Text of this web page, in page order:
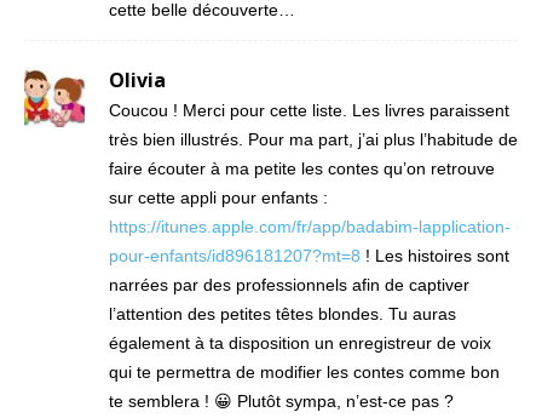
cette belle découverte…
Olivia
Coucou ! Merci pour cette liste. Les livres paraissent
très bien illustrés. Pour ma part, j’ai plus l’habitude de
faire écouter à ma petite les contes qu’on retrouve
sur cette appli pour enfants :
https://itunes.apple.com/fr/app/badabim-lapplication-
pour-enfants/id896181207?mt=8 ! Les histoires sont
narrées par des professionnels afin de captiver
l’attention des petites têtes blondes. Tu auras
également à ta disposition un enregistreur de voix
qui te permettra de modifier les contes comme bon
te semblera ! 😀 Plutôt sympa, n’est-ce pas ?